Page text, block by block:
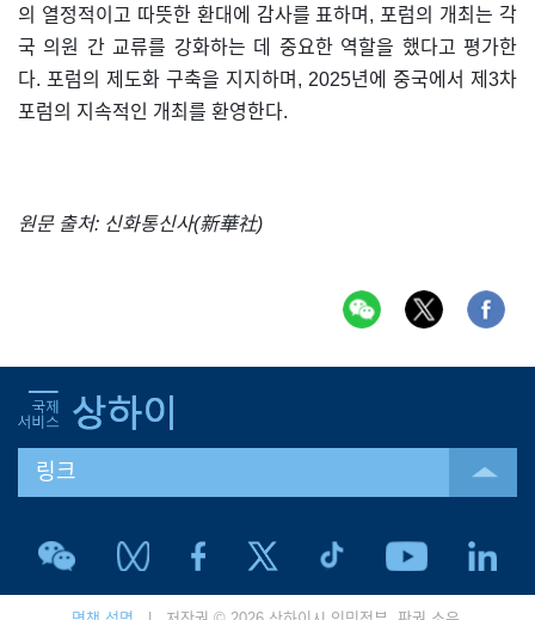
의 열정적이고 따뜻한 환대에 감사를 표하며, 포럼의 개최는 각
국 의원 간 교류를 강화하는 데 중요한 역할을 했다고 평가한
다. 포럼의 제도화 구축을 지지하며, 2025년에 중국에서 제3차
포럼의 지속적인 개최를 환영한다.
원문 출처: 신화통신사(新華社)
링크